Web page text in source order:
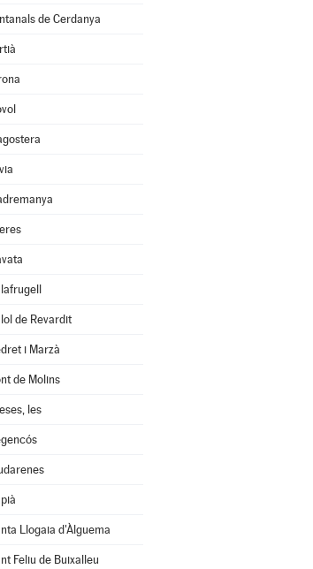
de Cerdanya
de Revardit
i Marzà
de Molins
les
Llogaia d'Àlguema
Feliu de Buixalleu